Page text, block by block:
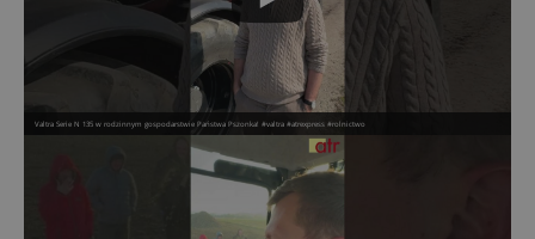
Valtra Serie N 135 w rodzinnym gospodarstwie Państwa Pszonka! #valtra #atrexpress #rolnictwo